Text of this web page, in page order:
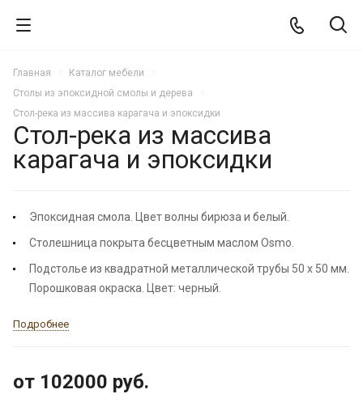
Главная
Каталог мебели
Столы из эпоксидной смолы и дерева
Стол-река из массива карагача и эпоксидки
Стол-река из массива
карагача и эпоксидки
Эпоксидная смола. Цвет волны бирюза и белый.
Столешница покрыта бесцветным маслом Osmo.
Подстолье из квадратной металлической трубы 50 х 50 мм.
Порошковая окраска. Цвет: черный.
Подробнее
от 102000 руб.